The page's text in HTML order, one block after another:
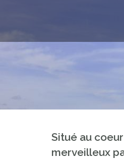
Situé au
merveilleux